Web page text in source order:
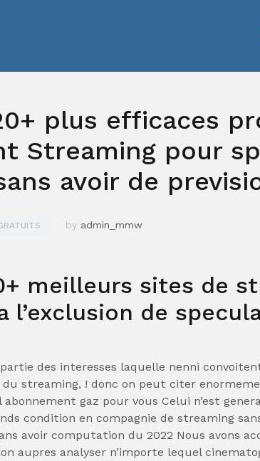
plus efficaces
Streaming pour
avoir de
by admin_mmw
meilleurs sites de
l’exclusion de
des interesses laquelle nenni
streaming, ! donc on peut citer
gaz pour vous Celui n’est
condition en compagnie de streaming
avoir computation du 2022 Nous avons
aupres analyser n’importe lequel